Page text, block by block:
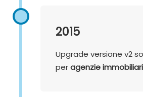
2015
Upgrade versione v2
peragenzie immobiliari